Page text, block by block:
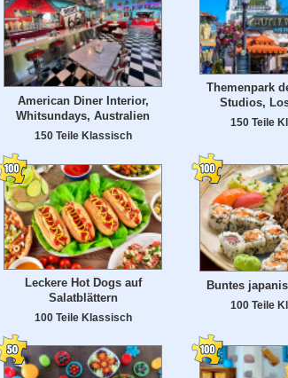
American Diner Interior,
Whitsundays, Australien
150 Teile Klassisch
Themenpark
Studios,
150 Teile
Leckere Hot Dogs auf
Salatblättern
100 Teile Klassisch
Buntes
100 Teile